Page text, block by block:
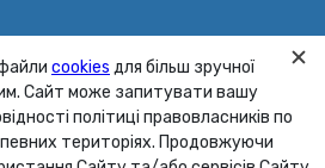
cookies для більш зручної
Сайт може запитувати вашу
політиці правовласників по
територіях. Продовжуючи